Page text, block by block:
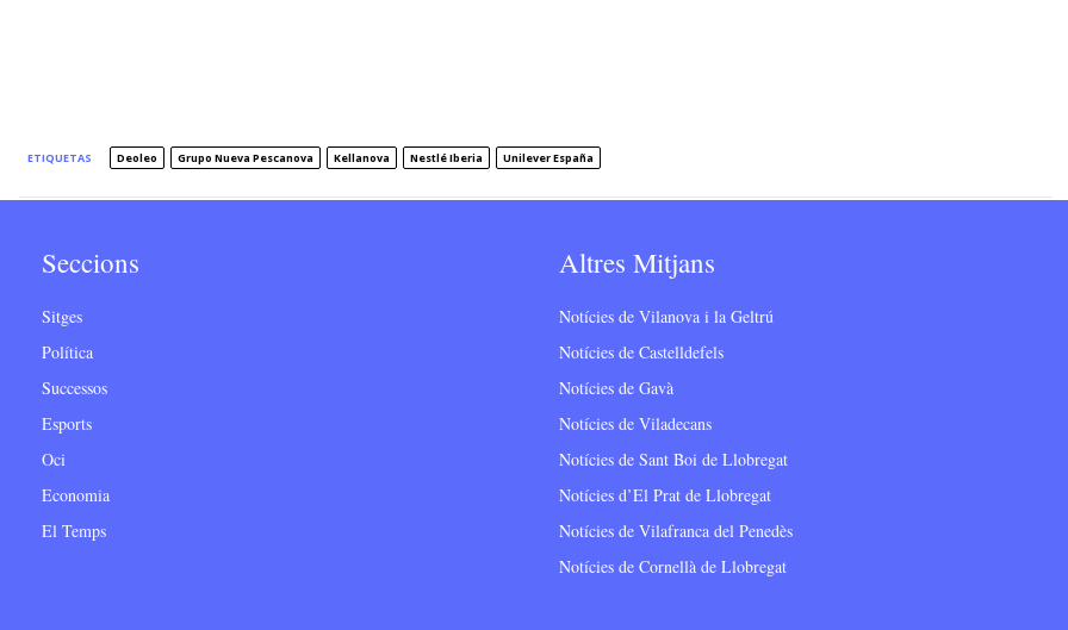
ETIQUETAS Deoleo Grupo Nueva Pescanova Kellanova Nestlé Iberia Unilever España
Seccions
Sitges
Política
Successos
Esports
Oci
Economia
El Temps
Altres Mitjans
Notícies de Vilanova i la Geltrú
Notícies de Castelldefels
Notícies de Gavà
Notícies de Viladecans
Notícies de Sant Boi de Llobregat
Notícies d’El Prat de Llobregat
Notícies de Vilafranca del Penedès
Notícies de Cornellà de Llobregat